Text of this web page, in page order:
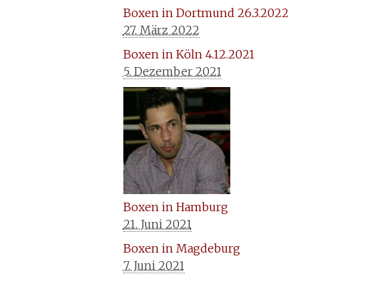
Boxen in Dortmund 26.3.2022
27. März 2022
Boxen in Köln 4.12.2021
5. Dezember 2021
Boxen in Hamburg
21. Juni 2021
Boxen in Magdeburg
7. Juni 2021